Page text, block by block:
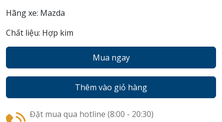
Hãng xe: Mazda
Chất liệu: Hợp kim
Mua ngay
Thêm vào giỏ hàng
Đặt mua qua hotline (8:00 - 20:30)